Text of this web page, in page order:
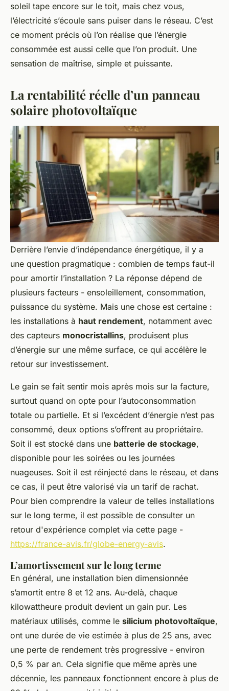
soleil tape encore sur le toit, mais chez vous,
l’électricité s’écoule sans puiser dans le réseau. C’est
ce moment précis où l’on réalise que l’énergie
consommée est aussi celle que l’on produit. Une
sensation de maîtrise, simple et puissante.
La rentabilité réelle d’un panneau
solaire photovoltaïque
Derrière l’envie d’indépendance énergétique, il y a
une question pragmatique : combien de temps faut-il
pour amortir l’installation ? La réponse dépend de
plusieurs facteurs - ensoleillement, consommation,
puissance du système. Mais une chose est certaine :
les installations à haut rendement, notamment avec
des capteurs monocristallins, produisent plus
d’énergie sur une même surface, ce qui accélère le
retour sur investissement.
Le gain se fait sentir mois après mois sur la facture,
surtout quand on opte pour l’autoconsommation
totale ou partielle. Et si l’excédent d’énergie n’est pas
consommé, deux options s’offrent au propriétaire.
Soit il est stocké dans une batterie de stockage,
disponible pour les soirées ou les journées
nuageuses. Soit il est réinjecté dans le réseau, et dans
ce cas, il peut être valorisé via un tarif de rachat.
Pour bien comprendre la valeur de telles installations
sur le long terme, il est possible de consulter un
retour d'expérience complet via cette page -
https://france-avis.fr/globe-energy-avis.
L’amortissement sur le long terme
En général, une installation bien dimensionnée
s’amortit entre 8 et 12 ans. Au-delà, chaque
kilowattheure produit devient un gain pur. Les
matériaux utilisés, comme le silicium photovoltaïque,
ont une durée de vie estimée à plus de 25 ans, avec
une perte de rendement très progressive - environ
0,5 % par an. Cela signifie que même après une
décennie, les panneaux fonctionnent encore à plus de